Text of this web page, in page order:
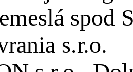
spod
s.r.o.